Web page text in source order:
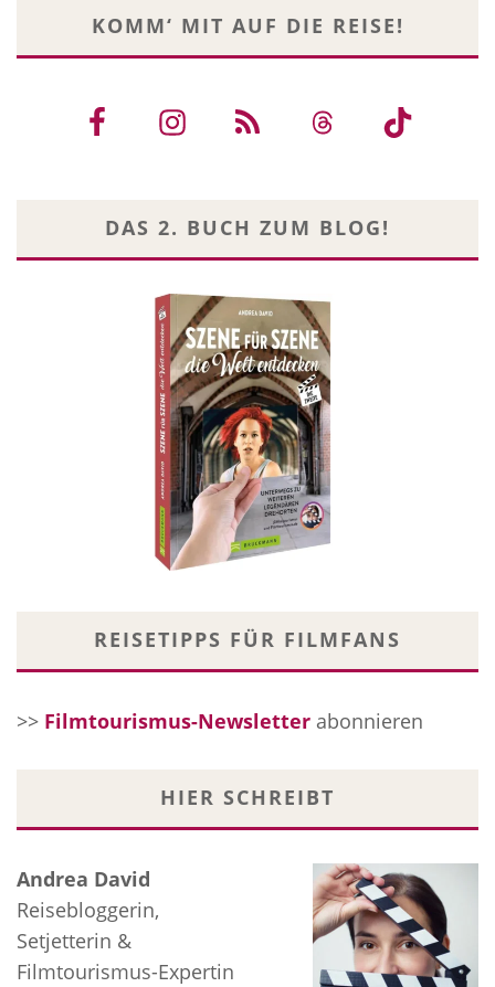
KOMM‘ MIT AUF DIE REISE!
DAS 2. BUCH ZUM BLOG!
REISETIPPS FÜR FILMFANS
>> Filmtourismus-Newsletter abonnieren
HIER SCHREIBT
Andrea David
Reisebloggerin,
Setjetterin &
Filmtourismus-Expertin